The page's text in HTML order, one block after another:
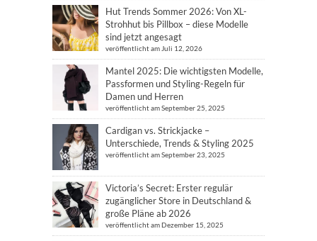
Hut Trends Sommer 2026: Von XL-
Strohhut bis Pillbox – diese Modelle
sind jetzt angesagt
veröffentlicht am Juli 12, 2026
Mantel 2025: Die wichtigsten Modelle,
Passformen und Styling-Regeln für
Damen und Herren
veröffentlicht am September 25, 2025
Cardigan vs. Strickjacke –
Unterschiede, Trends & Styling 2025
veröffentlicht am September 23, 2025
Victoria’s Secret: Erster regulär
zugänglicher Store in Deutschland &
große Pläne ab 2026
veröffentlicht am Dezember 15, 2025